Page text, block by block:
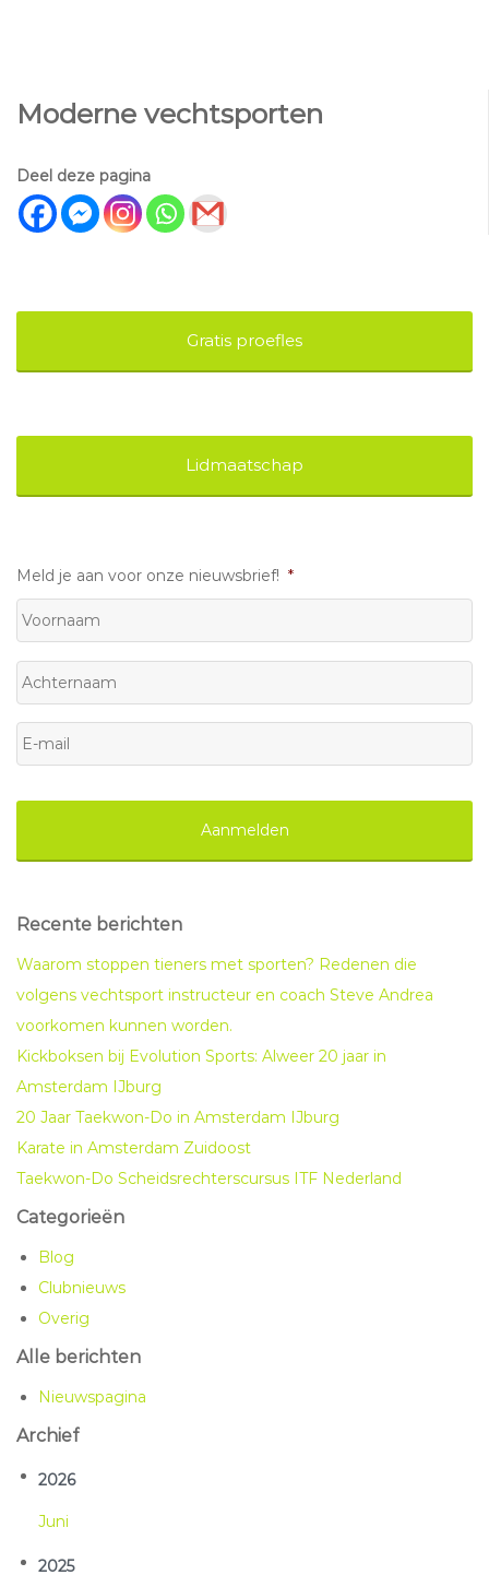
Moderne vechtsporten
Deel deze pagina
Gratis proefles
Lidmaatschap
Meld je aan voor onze nieuwsbrief! *
Voornaam
Achternaam
E-
mail *
Recente berichten
Waarom stoppen tieners met sporten? Redenen die
volgens vechtsport instructeur en coach Steve Andrea
voorkomen kunnen worden.
Kickboksen bij Evolution Sports: Alweer 20 jaar in
Amsterdam IJburg
20 Jaar Taekwon-Do in Amsterdam IJburg
Karate in Amsterdam Zuidoost
Taekwon-Do Scheidsrechterscursus ITF Nederland
Categorieën
Blog
Clubnieuws
Overig
Alle berichten
Nieuwspagina
Archief
2026
Jun
2025